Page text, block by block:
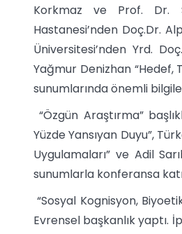
Korkmaz ve Prof. Dr.
Hastanesi’nden Doç.Dr.
Üniversitesi’nden Yrd.
Yağmur Denizhan “Hedef,
sunumlarında önemli
“Özgün Araştırma”
Yüzde Yansıyan Duyu”,
Uygulamaları” ve Adil
sunumlarla konferansa
“Sosyal Kognisyon,
Evrensel başkanlık yaptı.